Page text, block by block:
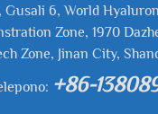
Gusali 6, World
Zone, 1970
Zone, Jinan City,
+86-